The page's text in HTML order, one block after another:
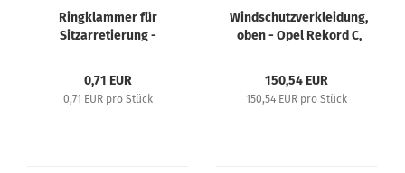
Ringklammer für
Sitzarretierung -
0,71 EUR
0,71 EUR pro Stück
Windschutzverkleidung,
oben - Opel Rekord C,
150,54 EUR
150,54 EUR pro Stück